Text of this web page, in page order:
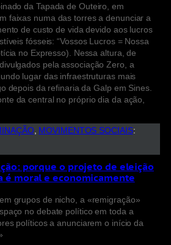
da Tapada de Outeiro, em
faixas numa das torres a denunciar a
de custo de vida devido aos lucros
fósseis: “Vossos Lucros = Nossa
no Expresso). Nessa altura, de
pela associação Zero, a
lugar das infraestruturas mais
depois da refinaria da Galp em Sines.
da central no próprio dia da ação,
, MOVIMENTOS SOCIAIS:
porque o projeto de eleição
é moral e economicamente
grupos de nicho, a «remigração»
no debate político em toda a
políticos a anunciarem o início da